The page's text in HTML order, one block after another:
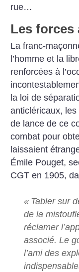
rue…
Les forces
La franc-
l’homme et la
renforcées à
la loi de
anticléricaux, les
de lance de ce
combat pour
laissaient
Émile Pouget,
CGT en 1905,
« Tabler sur
de la
réclamer
associé. Le
l’ami des